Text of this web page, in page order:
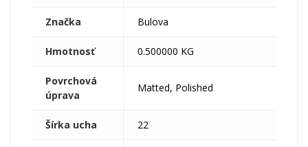
Značka Bulova
Hmotnosť 0.500000 KG
Povrchová
úprava
Matted, Polished
Šírka ucha 22